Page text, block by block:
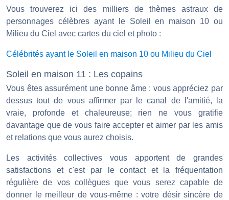
Vous trouverez ici des milliers de thèmes astraux de
personnages célèbres ayant le Soleil en maison 10 ou
Milieu du Ciel avec cartes du ciel et photo :
Célébrités ayant le Soleil en maison 10 ou Milieu du Ciel
Soleil en maison 11 : Les copains
Vous êtes assurément une bonne âme : vous appréciez par
dessus tout de vous affirmer par le canal de l'amitié, la
vraie, profonde et chaleureuse; rien ne vous gratifie
davantage que de vous faire accepter et aimer par les amis
et relations que vous aurez choisis.
Les activités collectives vous apportent de grandes
satisfactions et c'est par le contact et la fréquentation
régulière de vos collègues que vous serez capable de
donner le meilleur de vous-même : votre désir sincère de